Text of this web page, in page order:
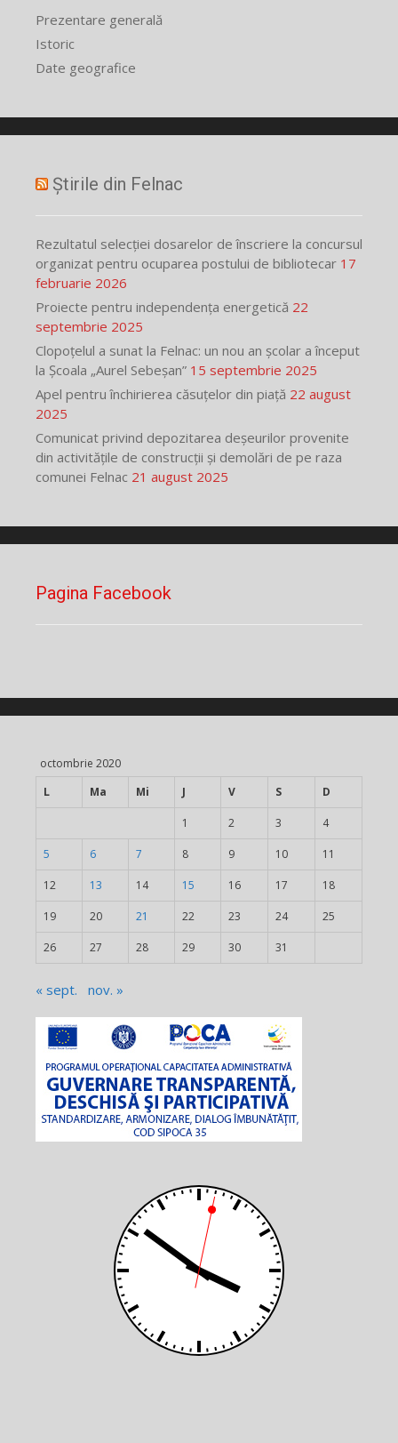
Prezentare generală
Istoric
Date geografice
Știrile din Felnac
Rezultatul selecției dosarelor de înscriere la concursul
organizat pentru ocuparea postului de bibliotecar 17
februarie 2026
Proiecte pentru independența energetică 22
septembrie 2025
Clopoțelul a sunat la Felnac: un nou an școlar a început
la Școala „Aurel Sebeșan” 15 septembrie 2025
Apel pentru închirierea căsuțelor din piață 22 august
2025
Comunicat privind depozitarea deșeurilor provenite
din activitățile de construcții și demolări de pe raza
comunei Felnac 21 august 2025
Pagina Facebook
octombrie 2020
L
Ma Mi J V S D
1 2 3 4
5 6 7 8 9 10 11
12 13 14 15 16 17 18
19 20 21 22 23 24 25
26 27 28 29 30 31
« sept. nov. »